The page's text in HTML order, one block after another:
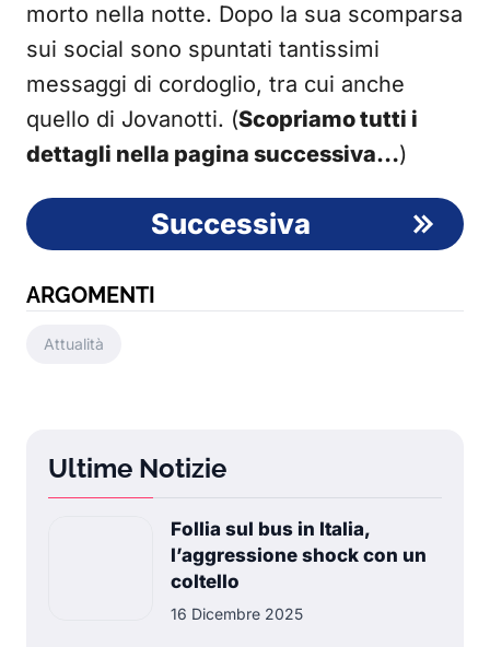
morto nella notte. Dopo la sua scomparsa
sui social sono spuntati tantissimi
messaggi di cordoglio, tra cui anche
quello di Jovanotti. (Scopriamo tutti i
dettagli nella pagina successiva…)
Successiva
ARGOMENTI
Attualità
Ultime Notizie
Follia sul bus in Italia,
l’aggressione shock con un
coltello
16 Dicembre 2025